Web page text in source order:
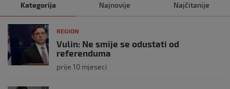
Kategorija Najnovije Najčitanije
REGION
Vulin: Ne smije se odustati od
referenduma
prije 10 mjeseci